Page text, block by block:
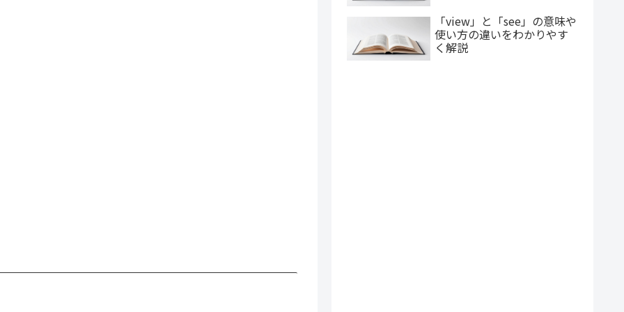
「view」と「see」の意味や
使い方の違いをわかりやす
く解説